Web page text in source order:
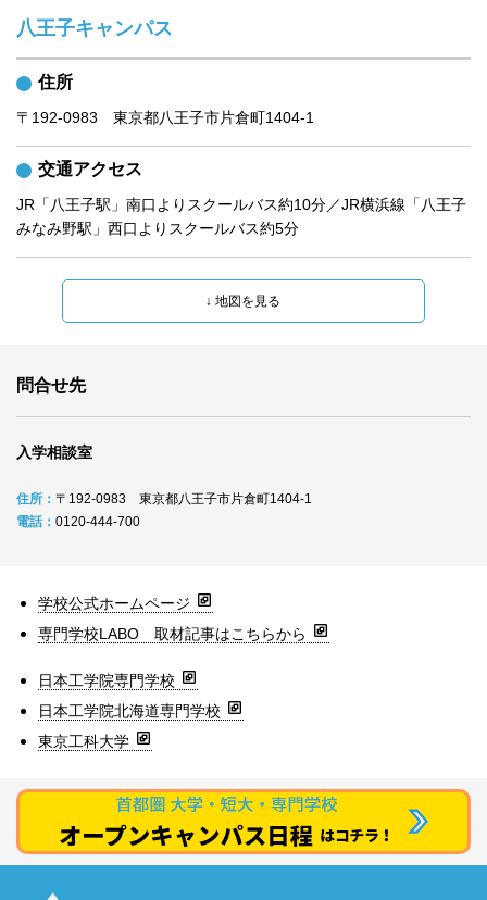
八王子キャンパス
住所
〒192-0983　東京都八王子市片倉町1404-1
交通アクセス
JR「八王子駅」南口よりスクールバス約10分／JR横浜線「八王子
みなみ野駅」西口よりスクールバス約5分
問合せ先
入学相談室
住所： 〒192-0983 東京都八王子市片倉町1404-1
電話： 0120-444-700
学校公式ホームページ
専門学校LABO 取材記事はこちらから
日本工学院専門学校
日本工学院北海道専門学校
東京工科大学